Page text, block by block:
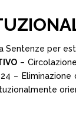
Sentenze per
–
–